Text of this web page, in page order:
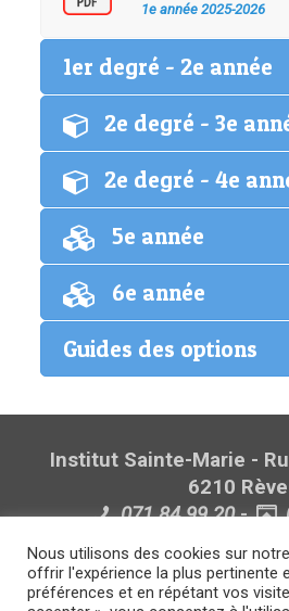
1e année 2025-2026
1er degré - 2e année
2e degré - 3e
2e degré - 4e
5e année
6e année
Guides des options
Institut Sainte-Marie -
6210
071.84.99.20-
Politique de
Politique
Nous utilisons des cookies sur
offrir l'expérience la plus pertinente
préférences et en répétant vos